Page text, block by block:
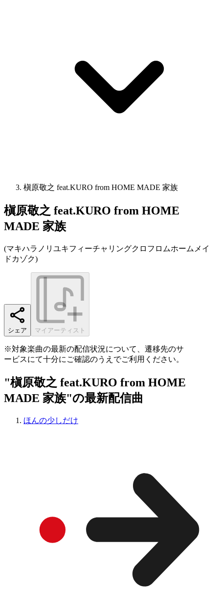
槇原敬之 feat.KURO from HOME MADE 家族
槇原敬之 feat.KURO from HOME
MADE 家族
(マキハラノリユキフィーチャリングクロフロムホームメイ
ドカゾク)
シェア マイアーティスト
※対象楽曲の最新の配信状況について、遷移先のサ
ービスにて十分にご確認のうえでご利用ください。
"槇原敬之 feat.KURO from HOME
MADE 家族"の最新配信曲
ほんの少しだけ